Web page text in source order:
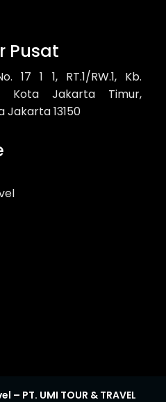
Pusat
17 1 1, RT.1/RW.1, Kb.
Kota Jakarta Timur,
Jakarta 13150
– PT. UMI TOUR & TRAVEL